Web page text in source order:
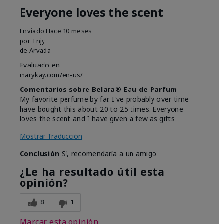
Everyone loves the scent
Enviado Hace 10 meses
por Tnjy
de Arvada
Evaluado en
marykay.com/en-us/
Comentarios sobre Belara® Eau de Parfum
My favorite perfume by far. I've probably over time
have bought this about 20 to 25 times. Everyone
loves the scent and I have given a few as gifts.
Mostrar Traducción
Conclusión Sí, recomendaría a un amigo
¿Le ha resultado útil esta
opinión?
8 1
Marcar esta opinión